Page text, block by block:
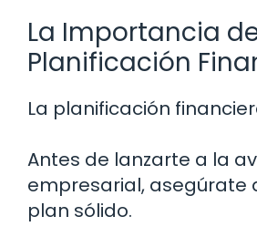
La Importancia
Planificación
La planificación
Antes de lanzarte a la
empresarial, asegúrate
plan sólido.